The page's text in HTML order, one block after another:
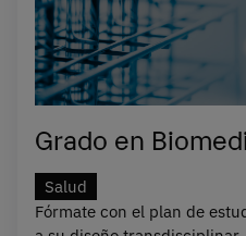
Grado en
Salud
Fórmate con el plan de